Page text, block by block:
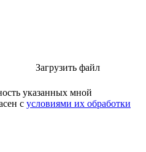
Загрузить файл
указанных мной
с условиями их обработки